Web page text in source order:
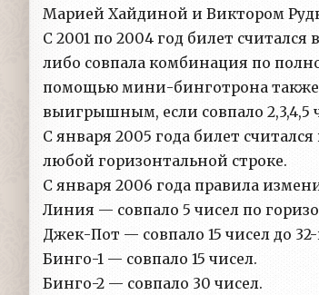
Марией Хайдиной и Виктором
С 2001 по 2004 год билет
либо совпала комбинация по
помощью мини-бинготрона также
выигрышным, если совпало 2,3,4,5
С января 2005 года билет
любой горизонтальной строке.
С января 2006 года правила
Линия — совпало 5 чисел по
Джек-Пот — совпало 15 чисел до 32-
Бинго-1 — совпало 15 чисел.
Бинго-2 — совпало 30 чисел.